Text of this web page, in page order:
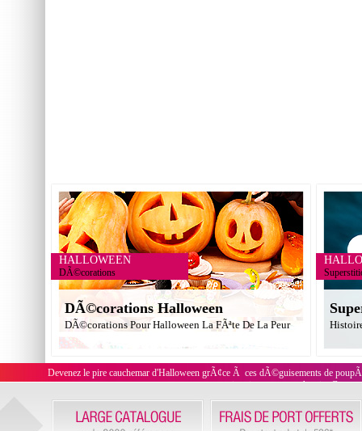
HALLOWEEN
DÃ©corations
DÃ©corations Halloween
DÃ©corations Pour Halloween La FÃªte De La Peur
Devenez le pire cauchemar d'Halloween grÃ¢ce Ã ces dÃ©guisements de
ceux qui croiseront votre chemin. Cette